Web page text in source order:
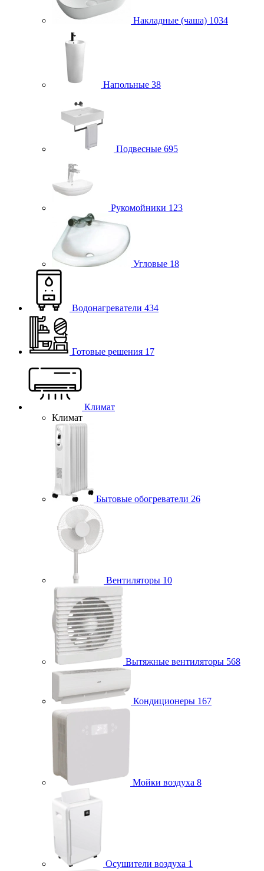
Накладные (чаша) 1034
Напольные 38
Подвесные 695
Рукомойники 123
Угловые 18
Водонагреватели 434
Готовые решения 17
Климат
Климат
Бытовые обогреватели 26
Вентиляторы 10
Вытяжные вентиляторы 568
Кондиционеры 167
Мойки воздуха 8
Осушители воздуха 1